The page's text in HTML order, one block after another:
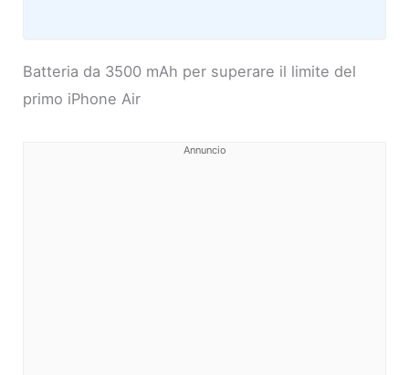
Batteria da 3500 mAh per superare il limite del
primo iPhone Air
Annuncio